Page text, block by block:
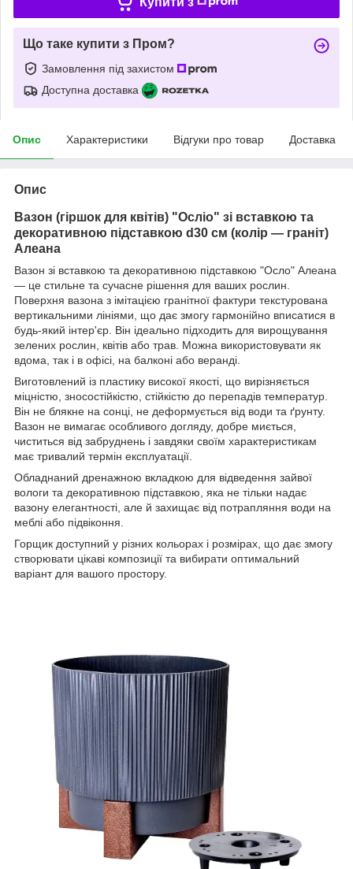
Що таке купити з Пром?
Замовлення під захистом
Доступна доставка
Опис Характеристики Відгуки про товар Доставка
Опис
Вазон (гіршок для квітів) "Осліо" зі вставкою та
декоративною підставкою d30 см (колір — граніт)
Алеана
Вазон зі вставкою та декоративною підставкою "Осло" Алеана
— це стильне та сучасне рішення для ваших рослин.
Поверхня вазона з імітацією гранітної фактури текстурована
вертикальними лініями, що дає змогу гармонійно вписатися в
будь-який інтер'єр. Він ідеально підходить для вирощування
зелених рослин, квітів або трав. Можна використовувати як
вдома, так і в офісі, на балконі або веранді.
Виготовлений із пластику високої якості, що вирізняється
міцністю, зносостійкістю, стійкістю до перепадів температур.
Він не блякне на сонці, не деформується від води та ґрунту.
Вазон не вимагає особливого догляду, добре миється,
чиститься від забруднень і завдяки своїм характеристикам
має тривалий термін експлуатації.
Обладнаний дренажною вкладкою для відведення зайвої
вологи та декоративною підставкою, яка не тільки надає
вазону елегантності, але й захищає від потрапляння води на
меблі або підвіконня.
Горщик доступний у різних кольорах і розмірах, що дає змогу
створювати цікаві композиції та вибирати оптимальний
варіант для вашого простору.